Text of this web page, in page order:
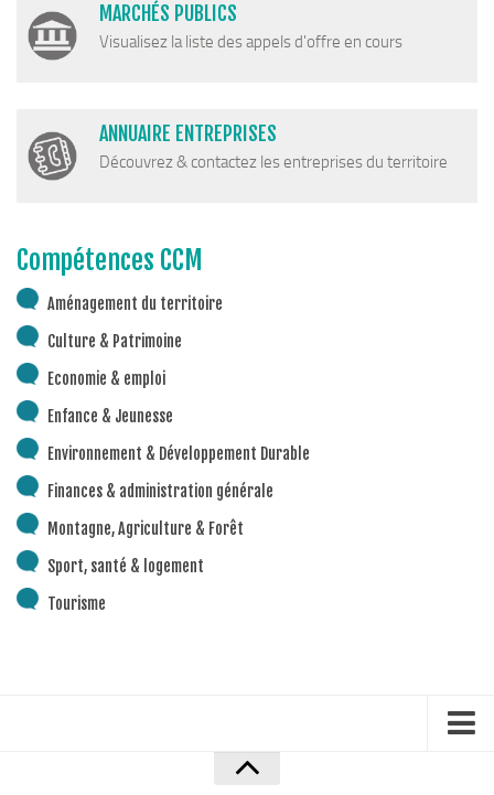
Terre de jeux 2024
La Mure Cinéma Théatre
Maison Messiaen
Résidence-actions FESTINS 2025-2027
Idées sorties faciles
Sites Escalade
Via Matacena
Développement durable
MARCHÉS PUBLICS
Visualisez la liste des appels d'offre en cours
ANNUAIRE ENTREPRISES
Découvrez & contactez les entreprises du territoire
Compétences CCM
Aménagement du territoire
Culture & Patrimoine
Economie & emploi
Enfance & Jeunesse
Environnement & Développement Durable
Finances & administration générale
Montagne, Agriculture & Forêt
Sport, santé & logement
Tourisme